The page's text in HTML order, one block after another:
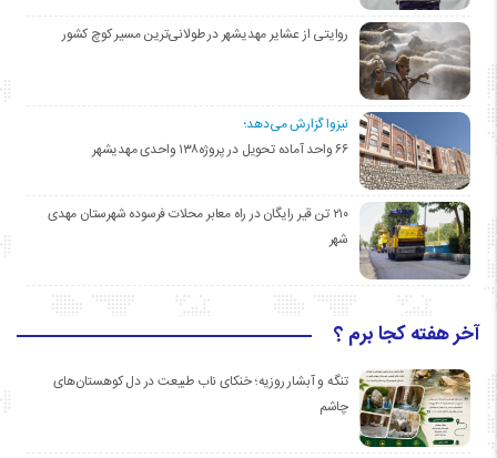
روایتی از عشایر مهدیشهر در طولانی‌ترین مسیر کوچ کشور
نیزوا گزارش می‌دهد؛
۶۶ واحد آماده تحویل در پروژه۱۳۸ واحدی مهدیشهر
۲۱۰ تن قیر رایگان در راه معابر محلات فرسوده شهرستان مهدی
شهر
آخر هفته کجا برم ؟
تنگه و آبشار روزیه؛ خنکای ناب طبیعت در دل کوهستان‌های
چاشم